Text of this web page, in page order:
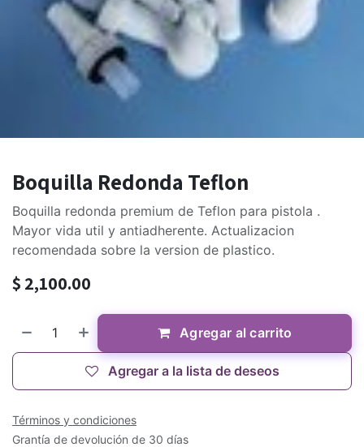
Boquilla Redonda Teflon
Boquilla redonda premium de Teflon para pistola .
Mayor vida util y antiadherente. Actualizacion
recomendada sobre la version de plastico.
$ 2,100.00
Agregar al carrito
Agregar a la lista de deseos
Términos y condiciones
Grantía de devolución de 30 días